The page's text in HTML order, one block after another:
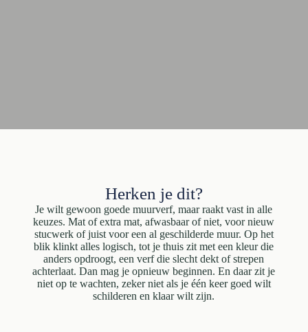
Herken je dit?
Je wilt gewoon goede muurverf, maar raakt vast in alle
keuzes. Mat of extra mat, afwasbaar of niet, voor nieuw
stucwerk of juist voor een al geschilderde muur. Op het
blik klinkt alles logisch, tot je thuis zit met een kleur die
anders opdroogt, een verf die slecht dekt of strepen
achterlaat. Dan mag je opnieuw beginnen. En daar zit je
niet op te wachten, zeker niet als je één keer goed wilt
schilderen en klaar wilt zijn.